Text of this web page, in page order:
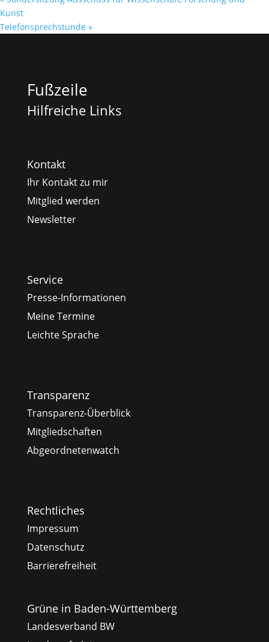
Kunst
Telefonsprechstunde »
Fußzeile
Hilfreiche Links
Kontakt
Ihr Kontakt zu mir
Mitglied werden
Newsletter
Service
Presse-Informationen
Meine Termine
Leichte Sprache
Transparenz
Transparenz-Überblick
Mitgliedschaften
Abgeordnetenwatch
Rechtliches
Impressum
Datenschutz
Barrierefreiheit
Grüne in Baden-Württemberg
Landesverband BW